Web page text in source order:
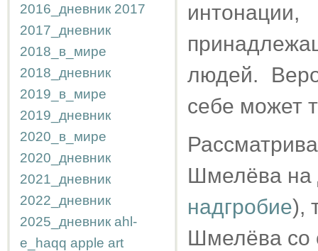
2016_дневник 2017
2017_дневник
2018_в_мире
2018_дневник
2019_в_мире
2019_дневник
2020_в_мире
2020_дневник
2021_дневник
2022_дневник
2025_дневник ahl-
e_haqq apple art
людей.
себе может
Шмелёва на
надгробие),
Шмелёва со